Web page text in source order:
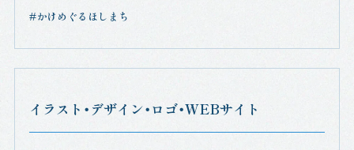
#かけめぐるほしまち
イラスト・デザイン・ロゴ・WEBサイト